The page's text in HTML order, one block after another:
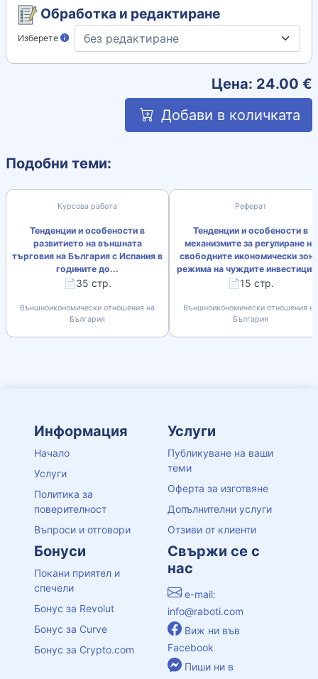
Обработка и редактиране
Изберете
Цена: 24.00 €
Добави в количката
Подобни теми:
Курсова работа
Тенденции и особености в
развитието на външната
търговия на България с Испания в
годините до...
📄35 стр.
Външноикономически отношения на
България
Реферат
Тенденции и особености в
механизмите за регулиране на
свободните икономически
режима на чуждите
📄15 стр.
Външноикономически отношения на
България
Информация
Начало
Услуги
Политика за
поверителност
Въпроси и отговори
Услуги
Публикуване на ваши
теми
Оферта за изготвяне
Допълнителни услуги
Отзиви от клиенти
Бонуси
Покани приятел и
спечели
Бонус за Revolut
Бонус за Curve
Бонус за Crypto.com
Свържи се с
нас
e-mail:
info@raboti.com
Виж ни във
Facebook
Пиши ни в